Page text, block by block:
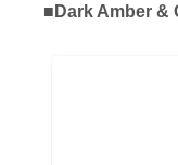
■Dark Amber &